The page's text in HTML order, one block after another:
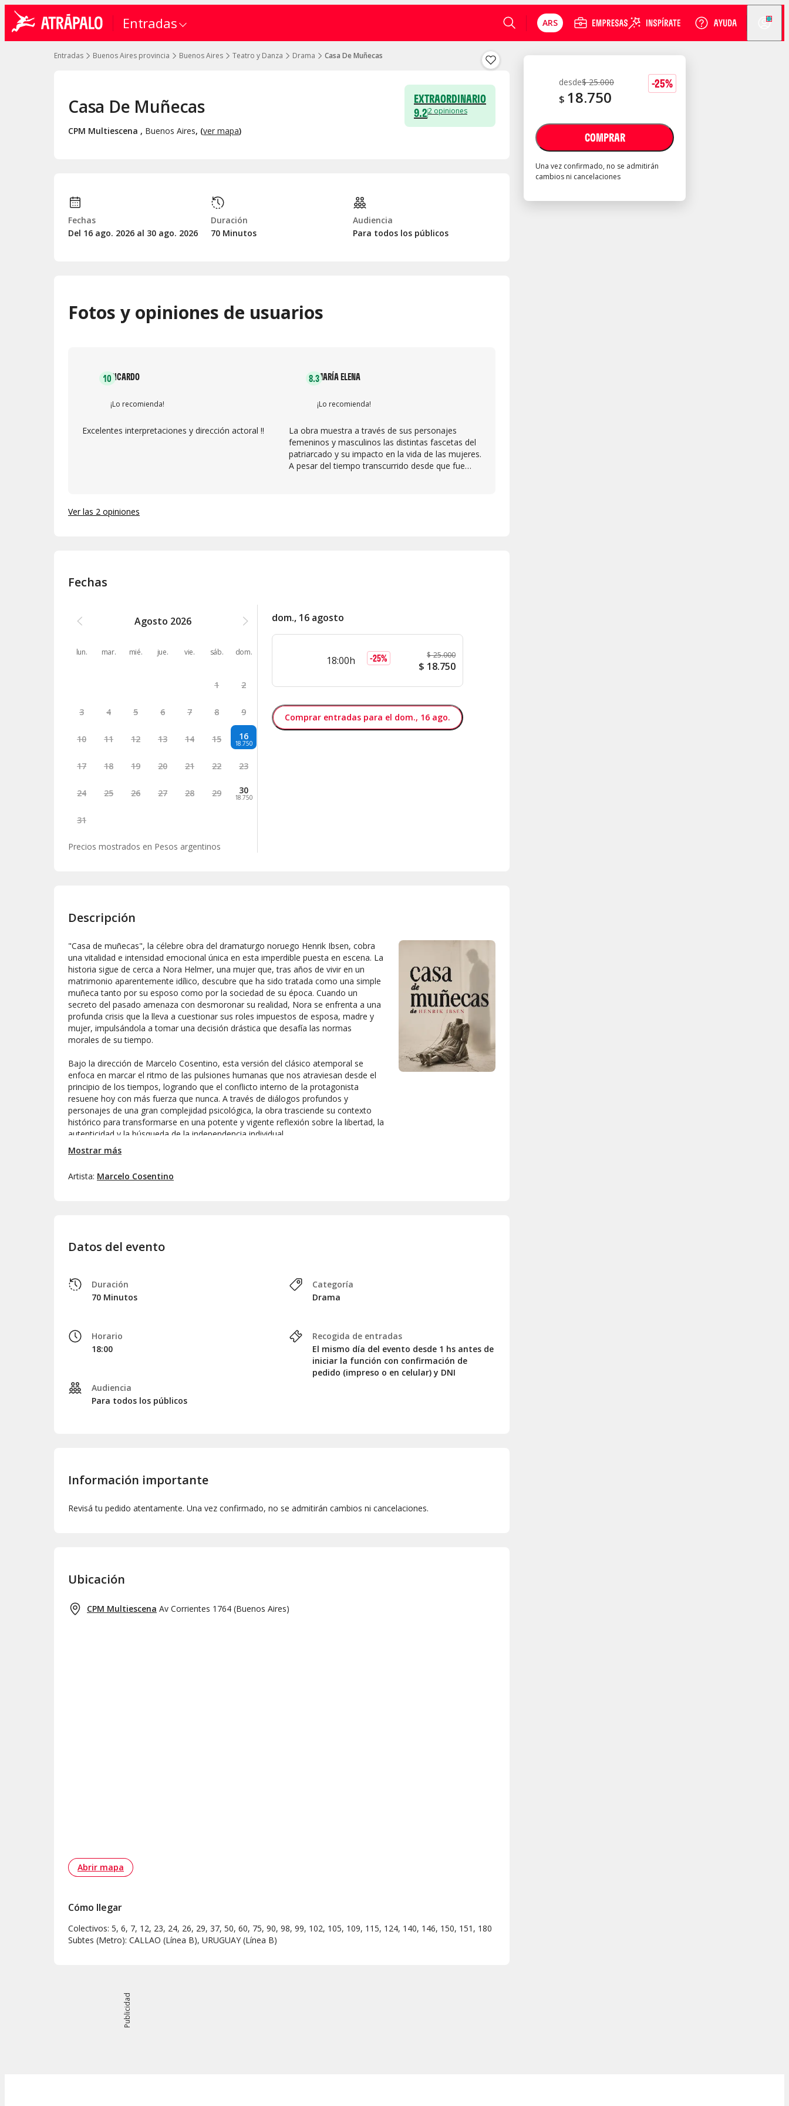
Entradas ARS
Entradas Buenos Aires provincia Buenos Aires Teatro y Danza Drama Casa De Muñecas
-25%
desde$ 25.000
$ 18.750
COMPRAR
Una vez confirmado, no se admitirán
cambios ni cancelaciones
Casa De Muñecas
CPM Multiescena , Buenos Aires, (ver mapa)
EXTRAORDINARIO
9.22 opiniones
Fechas
Del 16 ago. 2026 al 30 ago. 2026
Duración
70 Minutos
Audiencia
Para todos los públicos
Fotos y opiniones de usuarios
10RICARDO
¡Lo recomienda!
Excelentes interpretaciones y dirección actoral !!
8.3MARÍA ELENA
¡Lo recomienda!
La obra muestra a través de sus personajes
femeninos y masculinos las distintas fascetas del
patriarcado y su impacto en la vida de las mujeres.
A pesar del tiempo transcurrido desde que fue
Ver las 2 opiniones
Fechas
Agosto 2026
lun. mar. mié. jue. vie. sáb. dom.
1 2
3 4 5 6 7 8 9
10 11 12 13 14 15 16
18.750
17 18 19 20 21 22 23
24 25 26 27 28 29 30
18.750
31
Precios mostrados en Pesos argentinos
dom., 16 agosto
18:00h -25% $ 25.000
$ 18.750
Comprar entradas para el dom., 16 ago.
Descripción
"Casa de muñecas", la célebre obra del dramaturgo noruego Henrik Ibsen, cobra
una vitalidad e intensidad emocional única en esta imperdible puesta en escena. La
historia sigue de cerca a Nora Helmer, una mujer que, tras años de vivir en un
matrimonio aparentemente idílico, descubre que ha sido tratada como una simple
muñeca tanto por su esposo como por la sociedad de su época. Cuando un
secreto del pasado amenaza con desmoronar su realidad, Nora se enfrenta a una
profunda crisis que la lleva a cuestionar sus roles impuestos de esposa, madre y
mujer, impulsándola a tomar una decisión drástica que desafía las normas
morales de su tiempo.
Bajo la dirección de Marcelo Cosentino, esta versión del clásico atemporal se
enfoca en marcar el ritmo de las pulsiones humanas que nos atraviesan desde el
principio de los tiempos, logrando que el conflicto interno de la protagonista
resuene hoy con más fuerza que nunca. A través de diálogos profundos y
personajes de una gran complejidad psicológica, la obra trasciende su contexto
histórico para transformarse en una potente y vigente reflexión sobre la libertad, la
autenticidad y la búsqueda de la independencia individual.
Mostrar más
Artista: Marcelo Cosentino
Datos del evento
Duración
70 Minutos
Horario
18:00
Audiencia
Para todos los públicos
Categoría
Drama
Recogida de entradas
El mismo día del evento desde 1 hs antes de
iniciar la función con confirmación de
pedido (impreso o en celular) y DNI
Información importante
Revisá tu pedido atentamente. Una vez confirmado, no se admitirán cambios ni cancelaciones.
Ubicación
CPM Multiescena Av Corrientes 1764 (Buenos Aires)
Abrir mapa
Cómo llegar
Colectivos: 5, 6, 7, 12, 23, 24, 26, 29, 37, 50, 60, 75, 90, 98, 99, 102, 105, 109, 115, 124, 140, 146, 150, 151, 180
Subtes (Metro): CALLAO (Línea B), URUGUAY (Línea B)
Publicidad